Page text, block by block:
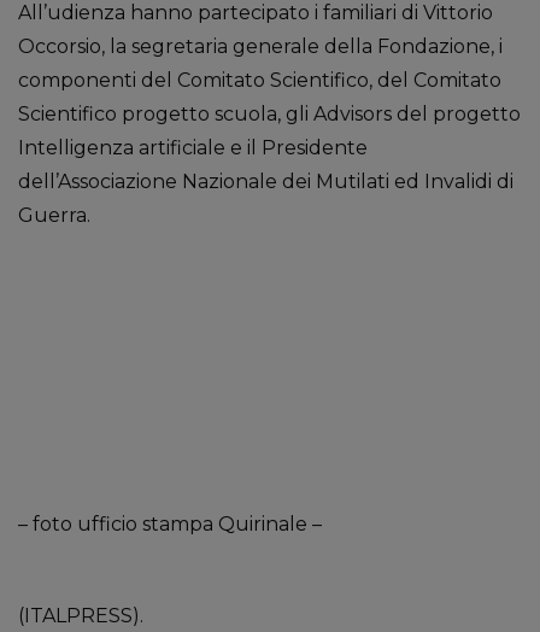
All’udienza hanno partecipato i familiari di Vittorio
Occorsio, la segretaria generale della Fondazione, i
componenti del Comitato Scientifico, del Comitato
Scientifico progetto scuola, gli Advisors del progetto
Intelligenza artificiale e il Presidente
dell’Associazione Nazionale dei Mutilati ed Invalidi di
Guerra.
– foto ufficio stampa Quirinale –
(ITALPRESS).